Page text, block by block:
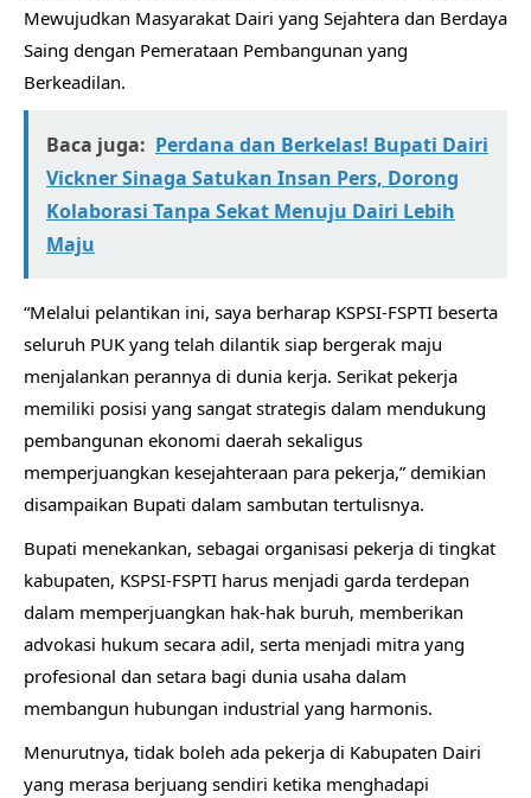
Mewujudkan Masyarakat Dairi yang Sejahtera dan Berdaya
Saing dengan Pemerataan Pembangunan yang
Berkeadilan.
Baca juga: Perdana dan Berkelas! Bupati Dairi
Vickner Sinaga Satukan Insan Pers, Dorong
Kolaborasi Tanpa Sekat Menuju Dairi Lebih
Maju
“Melalui pelantikan ini, saya berharap KSPSI-FSPTI beserta
seluruh PUK yang telah dilantik siap bergerak maju
menjalankan perannya di dunia kerja. Serikat pekerja
memiliki posisi yang sangat strategis dalam mendukung
pembangunan ekonomi daerah sekaligus
memperjuangkan kesejahteraan para pekerja,” demikian
disampaikan Bupati dalam sambutan tertulisnya.
Bupati menekankan, sebagai organisasi pekerja di tingkat
kabupaten, KSPSI-FSPTI harus menjadi garda terdepan
dalam memperjuangkan hak-hak buruh, memberikan
advokasi hukum secara adil, serta menjadi mitra yang
profesional dan setara bagi dunia usaha dalam
membangun hubungan industrial yang harmonis.
Menurutnya, tidak boleh ada pekerja di Kabupaten Dairi
yang merasa berjuang sendiri ketika menghadapi